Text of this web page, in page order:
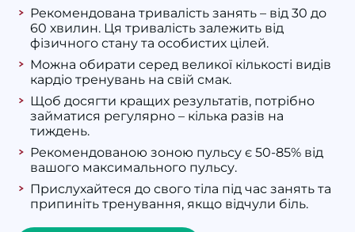
Рекомендована тривалість занять – від 30 до
60 хвилин. Ця тривалість залежить від
фізичного стану та особистих цілей.
Можна обирати серед великої кількості видів
кардіо тренувань на свій смак.
Щоб досягти кращих результатів, потрібно
займатися регулярно – кілька разів на
тиждень.
Рекомендованою зоною пульсу є 50-85% від
вашого максимального пульсу.
Прислухайтеся до свого тіла під час занять та
припиніть тренування, якщо відчули біль.